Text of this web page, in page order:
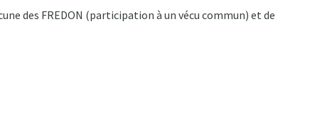
des FREDON (participation à un vécu commun) et de